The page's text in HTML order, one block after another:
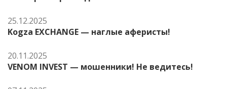
25.12.2025
Kogza EXCHANGE — наглые аферисты!
20.11.2025
VENOM INVEST — мошенники! Не ведитесь!